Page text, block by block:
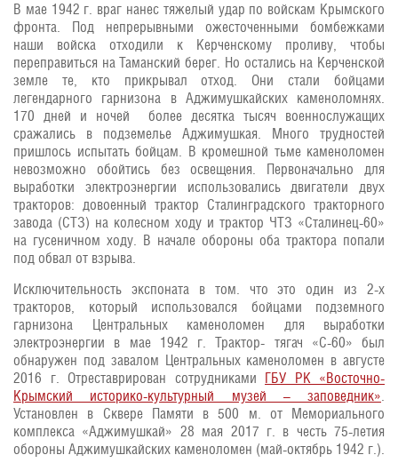
В мае 1942 г. враг нанес тяжелый удар по войскам Крымского
фронта. Под непрерывными ожесточенными бомбежками
наши войска отходили к Керченскому проливу, чтобы
переправиться на Таманский берег. Но остались на Керченской
земле те, кто прикрывал отход. Они стали бойцами
легендарного гарнизона в Аджимушкайских каменоломнях.
170 дней и ночей более десятка тысяч военнослужащих
сражались в подземелье Аджимушкая. Много трудностей
пришлось испытать бойцам. В кромешной тьме каменоломен
невозможно обойтись без освещения. Первоначально для
выработки электроэнергии использовались двигатели двух
тракторов: довоенный трактор Сталинградского тракторного
завода (СТЗ) на колесном ходу и трактор ЧТЗ «Сталинец-60»
на гусеничном ходу. В начале обороны оба трактора попали
под обвал от взрыва.
Исключительность экспоната в том. что это один из 2-х
тракторов, который использовался бойцами подземного
гарнизона Центральных каменоломен для выработки
электроэнергии в мае 1942 г. Трактор- тягач «С-60» был
обнаружен под завалом Центральных каменоломен в августе
2016 г. Отреставрирован сотрудниками ГБУ РК «Восточно-
Крымский историко-культурный музей – заповедник».
Установлен в Сквере Памяти в 500 м. от Мемориального
комплекса «Аджимушкай» 28 мая 2017 г. в честь 75-летия
обороны Аджимушкайских каменоломен (май-октябрь 1942 г.).